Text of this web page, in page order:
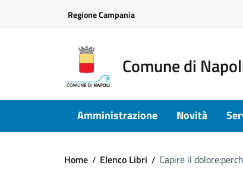
Regione Campania
Comune di
Amministrazione Novità
Home Elenco Libri Capire il